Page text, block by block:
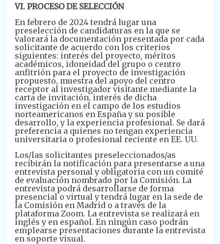
VI. PROCESO DE SELECCIÓN
En febrero de 2024 tendrá lugar una
preselección de candidaturas en la que se
valorará la documentación presentada por cada
solicitante de acuerdo con los criterios
siguientes: interés del proyecto, méritos
académicos, idoneidad del grupo o centro
anfitrión para el proyecto de investigación
propuesto, muestra del apoyo del centro
receptor al investigador visitante mediante la
carta de invitación, interés de dicha
investigación en el campo de los estudios
norteamericanos en España y su posible
desarrollo, y la experiencia profesional. Se dará
preferencia a quienes no tengan experiencia
universitaria o profesional reciente en EE. UU.
Los/las solicitantes preseleccionados/as
recibirán la notificación para presentarse a una
entrevista personal y obligatoria con un comité
de evaluación nombrado por la Comisión. La
entrevista podrá desarrollarse de forma
presencial o virtual y tendrá lugar en la sede de
la Comisión en Madrid o a través de la
plataforma Zoom. La entrevista se realizará en
inglés y en español. En ningún caso podrán
emplearse presentaciones durante la entrevista
en soporte visual.